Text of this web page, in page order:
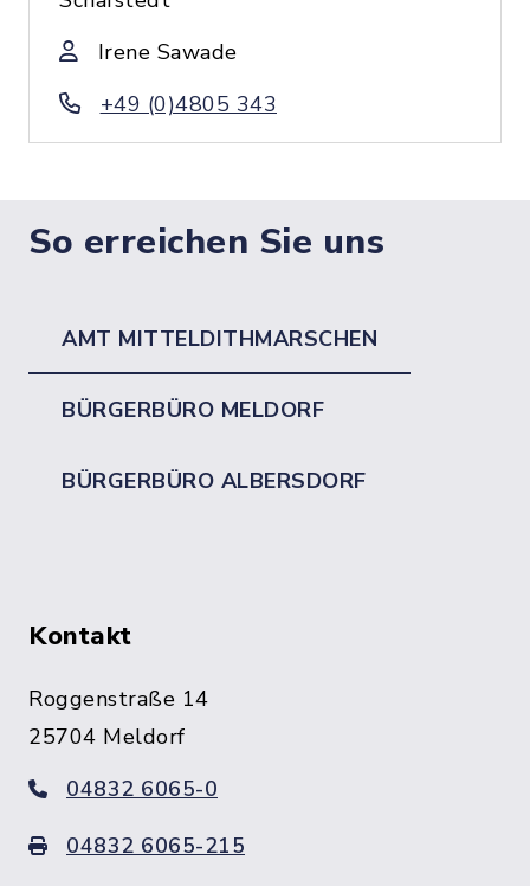
Irene Sawade
+49 (0)4805 343
So erreichen Sie uns
AMT MITTELDITHMARSCHEN
BÜRGERBÜRO MELDORF
BÜRGERBÜRO ALBERSDORF
Kontakt
Roggenstraße 14
25704 Meldorf
04832 6065-0
04832 6065-215